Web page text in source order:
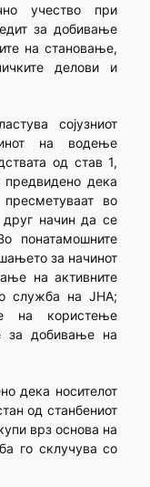
учество при
за добивање
на становање,
делови и
сојузниот
на водење
од став 1,
дека
во
друг начин да се
понатамошните
за начинот
на активните
служба на ЈНА;
на користење
за добивање на
дека носителот
од станбениот
врз основа на
го склучува со